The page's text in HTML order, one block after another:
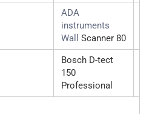
ADA
instruments
Wall
Scanner 80
Bosch D-tect
150
Professional